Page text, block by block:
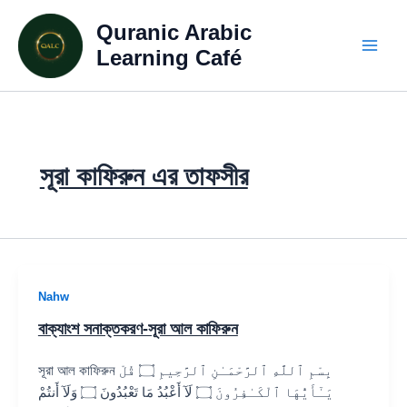
to
content
Quranic Arabic
Learning Café
সূরা কাফিরুন এর তাফসীর
Nahw
বাক্যাংশ সনাক্তকরণ-সূরা আল কাফিরুন
সূরা আল কাফিরুন بِسْمِ ٱللَّهِ ٱلرَّحْمَـٰنِ ٱلرَّحِيمِ ۝ قُلْ
يَـٰٓأَيُّهَا ٱلْكَـٰفِرُونَ ۝ لَآ أَعْبُدُ مَا تَعْبُدُونَ ۝ وَلَآ أَنتُمْ